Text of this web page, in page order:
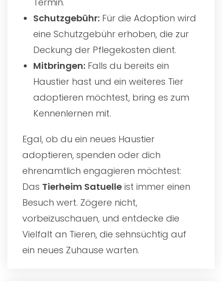
Schutzgebühr: Für die Adoption wird
eine Schutzgebühr erhoben, die zur
Deckung der Pflegekosten dient.
Mitbringen: Falls du bereits ein
Haustier hast und ein weiteres Tier
adoptieren möchtest, bring es zum
Kennenlernen mit.
Egal, ob du ein neues Haustier
adoptieren, spenden oder dich
ehrenamtlich engagieren möchtest:
Das Tierheim Satuelle ist immer einen
Besuch wert. Zögere nicht,
vorbeizuschauen, und entdecke die
Vielfalt an Tieren, die sehnsüchtig auf
ein neues Zuhause warten.